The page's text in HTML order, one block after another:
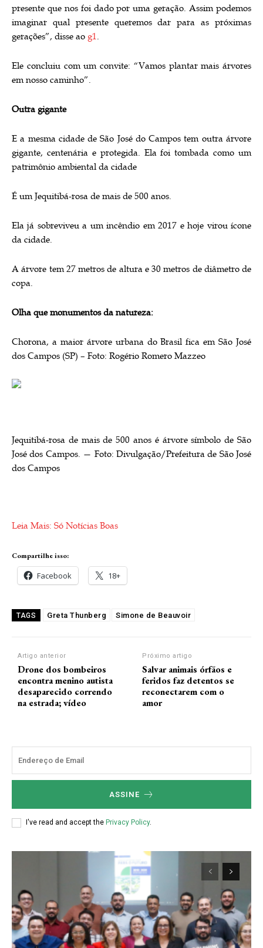
presente que nos foi dado por uma geração. Assim podemos
imaginar qual presente queremos dar para as próximas
gerações”, disse ao g1.
Ele concluiu com um convite: “Vamos plantar mais árvores
em nosso caminho”.
Outra gigante
E a mesma cidade de São José do Campos tem outra árvore
gigante, centenária e protegida. Ela foi tombada como um
patrimônio ambiental da cidade
É um Jequitibá-rosa de mais de 500 anos.
Ela já sobreviveu a um incêndio em 2017 e hoje virou ícone
da cidade.
A árvore tem 27 metros de altura e 30 metros de diâmetro de
copa.
Olha que monumentos da natureza:
Chorona, a maior árvore urbana do Brasil fica em São José
dos Campos (SP) – Foto: Rogério Romero Mazzeo
Jequitibá-rosa de mais de 500 anos é árvore símbolo de São
José dos Campos. — Foto: Divulgação/Prefeitura de São José
dos Campos
Leia Mais: Só Notícias Boas
Compartilhe isso:
Facebook 18+
TAGS Greta Thunberg Simone de Beauvoir
Artigo anterior
Drone dos bombeiros
encontra menino autista
desaparecido correndo
na estrada; vídeo
Próximo artigo
Salvar animais órfãos e
feridos faz detentos se
reconectarem com o
amor
ASSINE
I've read and accept the Privacy Policy.